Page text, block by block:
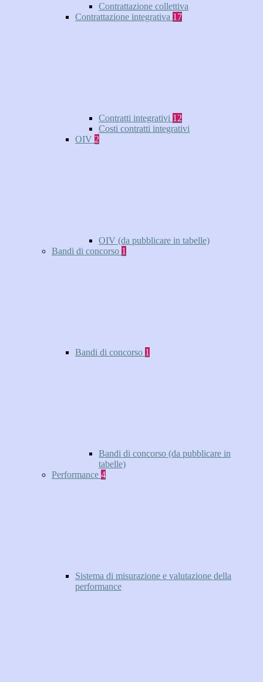
Contrattazione collettiva
Contrattazione integrativa 17
Contratti integrativi 12
Costi contratti integrativi
OIV 2
OIV (da pubblicare in tabelle)
Bandi di concorso 1
Bandi di concorso 1
Bandi di concorso (da pubblicare in
tabelle)
Performance 4
Sistema di misurazione e valutazione della
performance